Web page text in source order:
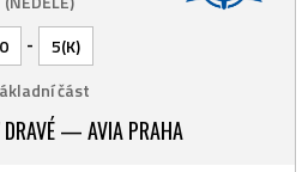
0
-
5(K)
část
DRAVÉ — AVIA PRAHA